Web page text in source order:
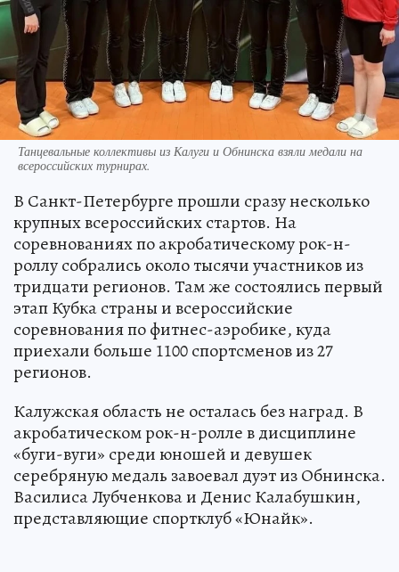
Танцевальные коллективы из Калуги и Обнинска взяли медали на
всероссийских турнирах.
В Санкт-Петербурге прошли сразу несколько
крупных всероссийских стартов. На
соревнованиях по акробатическому рок-н-
роллу собрались около тысячи участников из
тридцати регионов. Там же состоялись первый
этап Кубка страны и всероссийские
соревнования по фитнес-аэробике, куда
приехали больше 1100 спортсменов из 27
регионов.
Калужская область не осталась без наград. В
акробатическом рок-н-ролле в дисциплине
«буги-вуги» среди юношей и девушек
серебряную медаль завоевал дуэт из Обнинска.
Василиса Лубченкова и Денис Калабушкин,
представляющие спортклуб «Юнайк».